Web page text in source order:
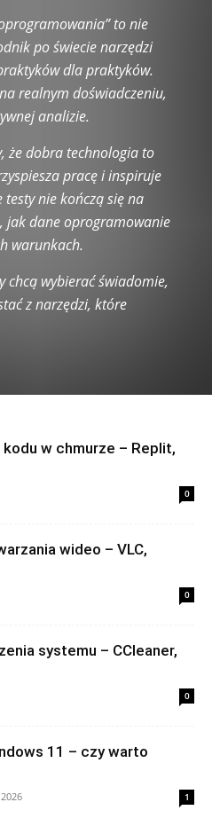
to nie
po świecie narzędzi
dla praktyków.
realnym doświadczeniu,
analizie.
że dobra technologia to
pracę i inspiruje
testy nie kończą się na
jak dane oprogramowanie
warunkach.
chcą wybierać świadomie,
z narzędzi, które
w chmurze – Replit,
0
wideo – VLC,
0
systemu – CCleaner,
0
11 – czy warto
1